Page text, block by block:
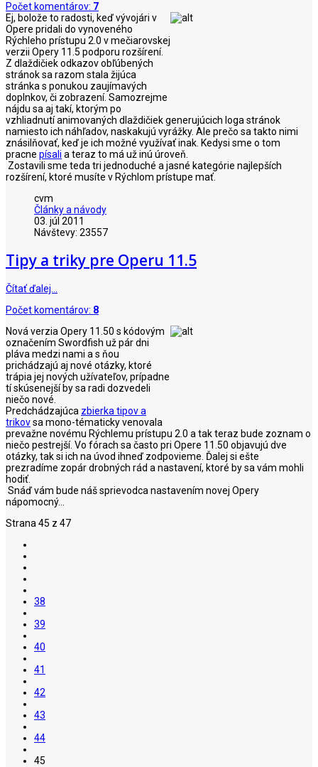
Počet komentárov: 7
Ej, bolože to radosti, keď vývojári v
Opere pridali do vynoveného
Rýchleho prístupu 2.0 v mečiarovskej
verzii Opery 11.5 podporu rozšírení.
Z dlaždičiek odkazov obľúbených
stránok sa razom stala žijúca
stránka s ponukou zaujímavých
doplnkov, či zobrazení. Samozrejme
nájdu sa aj takí, ktorým po
vzhliadnutí animovaných dlaždičiek generujúcich loga stránok
namiesto ich náhľadov, naskakujú vyrážky. Ale prečo sa takto nimi
znásilňovať, keď je ich možné využívať inak. Kedysi sme o tom
pracne písali a teraz to má už inú úroveň.
Zostavili sme teda tri jednoduché a jasné kategórie najlepších
rozšírení, ktoré musíte v Rýchlom prístupe mať.
cvm
Články a návody
03. júl 2011
Návštevy: 23557
Tipy a triky pre Operu 11.5
Čítať ďalej…
Počet komentárov: 8
Nová verzia Opery 11.50 s kódovým
označením Swordfish už pár dni
pláva medzi nami a s ňou
prichádzajú aj nové otázky, ktoré
trápia jej nových užívateľov, prípadne
tí skúsenejší by sa radi dozvedeli
niečo nové.
Predchádzajúca zbierka tipov a
trikovsa mono-tématicky venovala
prevažne novému Rýchlemu prístupu 2.0 a tak teraz bude zoznam o
niečo pestrejší. Vo fórach sa často pri Opere 11.50 objavujú dve
otázky, tak si ich na úvod ihneď zodpovieme. Ďalej si ešte
prezradíme zopár drobných rád a nastavení, ktoré by sa vám mohli
hodiť.
Snáď vám bude náš sprievodca nastavením novej Opery
nápomocný...
Strana 45 z 47
38
39
40
41
42
43
44
45